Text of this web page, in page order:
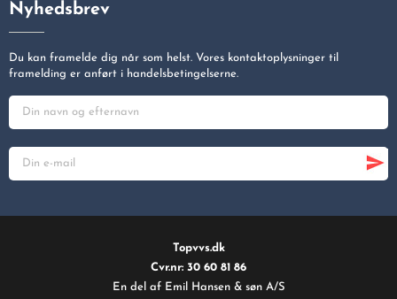
Nyhedsbrev
Du kan framelde dig når som helst. Vores kontaktoplysninger til
framelding er anført i handelsbetingelserne.
Topvvs.dk
Cvr.nr: 30 60 81 86
En del af Emil Hansen & søn A/S